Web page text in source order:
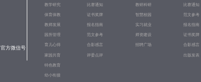
官方微信号
教学研究
保育保教
教师发展
园所管理
育儿心得
家园共育
特色教育
幼小衔接
比赛通知
证书奖牌
报名指南
范文参考
合影感言
评委点评
教研科研
智慧校园
实习就业
师资建设
招聘广场
比赛通知
范文参考
报名指南
证书奖牌
合影感言
出版发表